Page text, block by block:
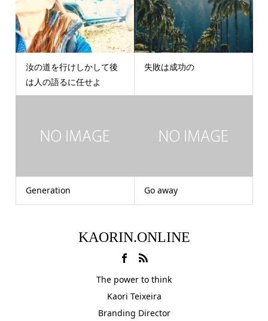
汝の道を行けしかして後
は人の語るに任せよ
失敗は成功の
Generation Go away
KAORIN.ONLINE
The power to think
Kaori Teixeira
Branding Director